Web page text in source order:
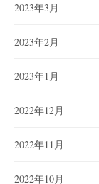
2023年3月
2023年2月
2023年1月
2022年12月
2022年11月
2022年10月